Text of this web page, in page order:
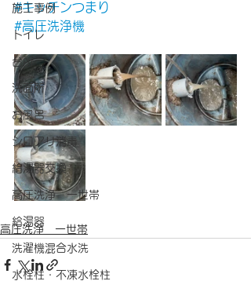
施工事例
トイレ
台所
洗面所
お風呂
シロアリ消毒
給湯器交換
高圧洗浄 一世帯
給湯器
洗濯機混合水洗
水栓柱・不凍水栓柱
#キッチンつまり
#高圧洗浄機
高圧洗浄 一世帯